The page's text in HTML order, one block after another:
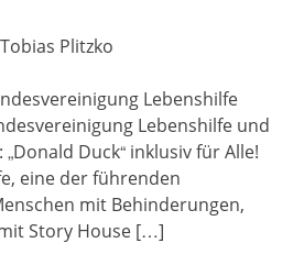
Plitzko
Lebenshilfe
Lebenshilfe und
Duck“ inklusiv für Alle!
eine der führenden
mit Behinderungen,
Story House […]